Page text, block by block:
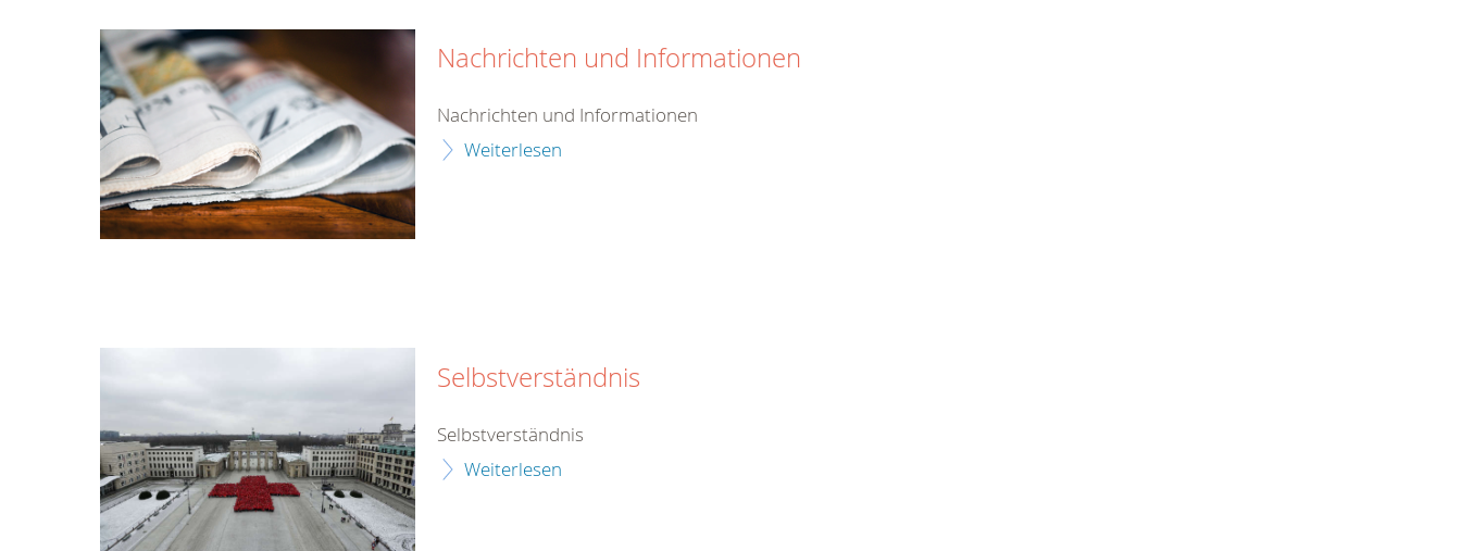
Nachrichten und Informationen
Nachrichten und Informationen
Weiterlesen
Selbstverständnis
Selbstverständnis
Weiterlesen